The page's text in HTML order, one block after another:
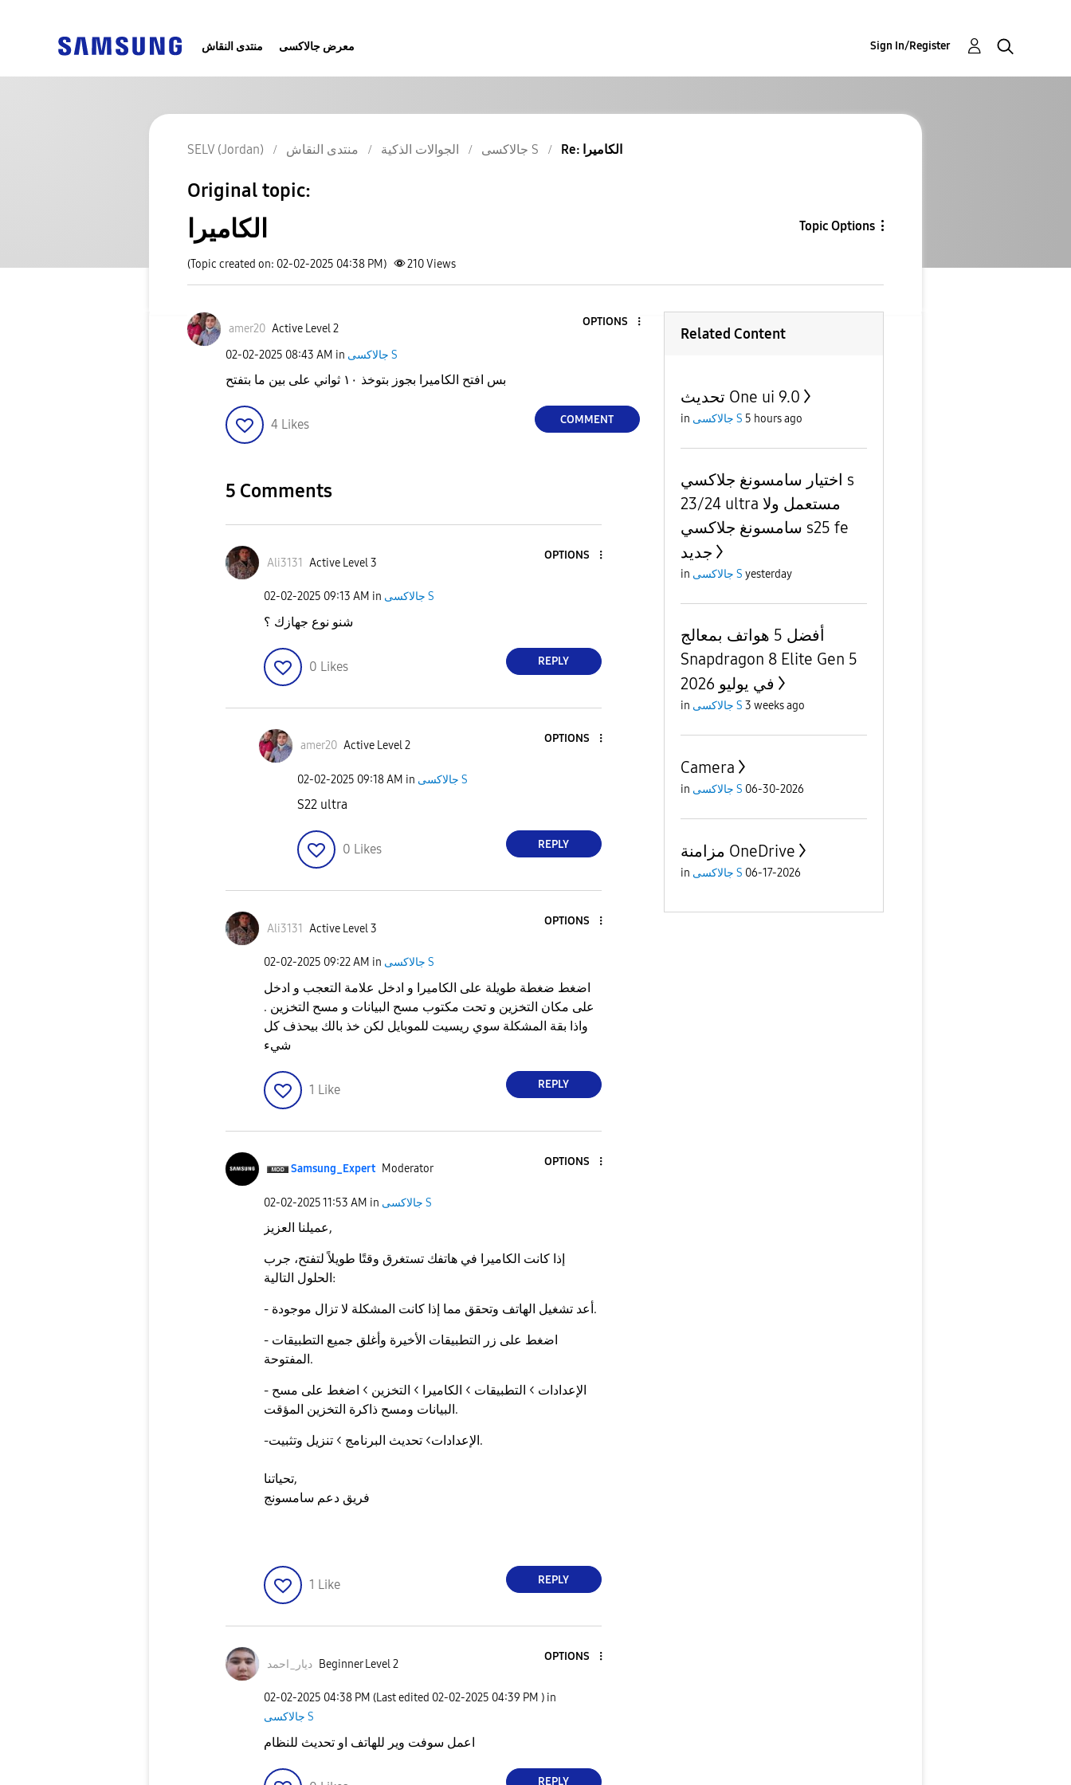
منتدى النقاش معرض جالاكسى Sign In/Register
SELV (Jordan) منتدى النقاش الجوالات الذكية جالاكسى S Re: الكاميرا
Original topic:
الكاميرا Topic Options
(Topic created on: 02-02-2025 04:38 PM) 210Views
amer20 Active Level 2
OPTIONS
‎02-02-2025 08:43 AM in جالاكسى S
4 Likes COMMENT
5 Comments
Ali3131 Active Level 3
OPTIONS
‎02-02-2025 09:13 AM in جالاكسى S
شنو نوع جهازك ؟
0 Likes REPLY
amer20 Active Level 2
OPTIONS
‎02-02-2025 09:18 AM in جالاكسى S
S22 ultra
0 Likes REPLY
Ali3131 Active Level 3
OPTIONS
‎02-02-2025 09:22 AM in جالاكسى S
اضغط ضغطة طويلة على الكاميرا و ادخل علامة التعجب و ادخل
على مكان التخزين و تحت مكتوب مسح البيانات و مسح التخزين .
واذا بقة المشكلة سوي ريسيت للموبايل لكن خذ بالك بيحذف كل
شيء
1 Like REPLY
Samsung_Expert Moderator
OPTIONS
‎02-02-202511:53 AM in جالاكسى S
عميلنا العزيز,
إذا كانت الكاميرا في هاتفك تستغرق وقتًا طويلاً لتفتح، جرب
الحلول التالية:
- أعد تشغيل الهاتف وتحقق مما إذا كانت المشكلة لا تزال موجودة.
- اضغط على زر التطبيقات الأخيرة وأغلق جميع التطبيقات
المفتوحة.
- الإعدادات > التطبيقات > الكاميرا > التخزين > اضغط على مسح
البيانات ومسح ذاكرة التخزين المؤقت.
-الإعدادات> تحديث البرنامج > تنزيل وتثبيت.
تحياتنا,
فريق دعم سامسونج
1 Like REPLY
ديار_احمد Beginner Level 2
OPTIONS
‎02-02-2025 04:38 PM (Last edited ‎02-02-2025 04:39 PM ) in
جالاكسى S
اعمل سوفت وير للهاتف او تحديث للنظام
REPLY
Related Content
تحديث One ui 9.0
in جالاكسى S 5 hours ago
اختيار سامسونغ جلاكسي s
23/24 ultra مستعمل ولا
سامسونغ جلاكسي s25 fe
جديد
in جالاكسى S yesterday
أفضل 5 هواتف بمعالج
Snapdragon 8 Elite Gen 5
في يوليو 2026
in جالاكسى S 3 weeks ago
Camera
in جالاكسى S 06-30-2026
مزامنة OneDrive
in جالاكسى S 06-17-2026